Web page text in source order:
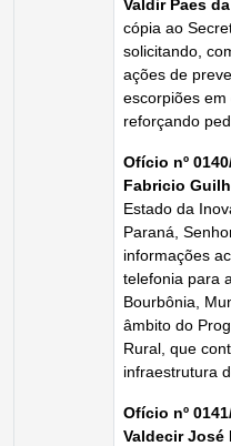
Valdir Paes
cópia ao
solicitando,
ações de
escorpiões em
reforçando
Ofício nº
Fabricio
Estado da
Paraná,
informações
telefonia para
Bourbônia,
âmbito do
Rural, que
infraestrutura
Ofício nº
Valdecir José